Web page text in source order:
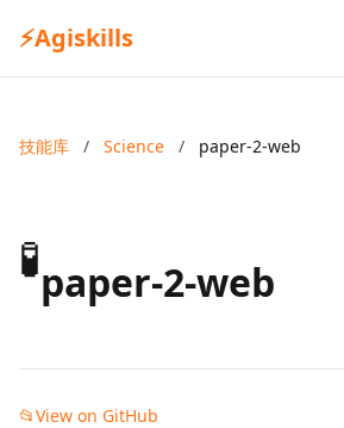
⚡Agiskills
技能库 / Science / paper-2-web
🧪paper-2-web
📂View on GitHub